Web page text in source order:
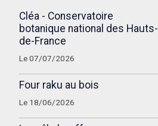
Cléa - Conservatoire
botanique national des Hauts-
de-France
Le 07/07/2026
Four raku au bois
Le 18/06/2026